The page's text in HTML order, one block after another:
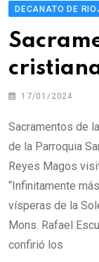
DECANATO DE
17/01/2024
Sacramentos de
de la Parroquia
Reyes Magos
“Infinitamente
vísperas de la
Mons. Rafael
confirió los